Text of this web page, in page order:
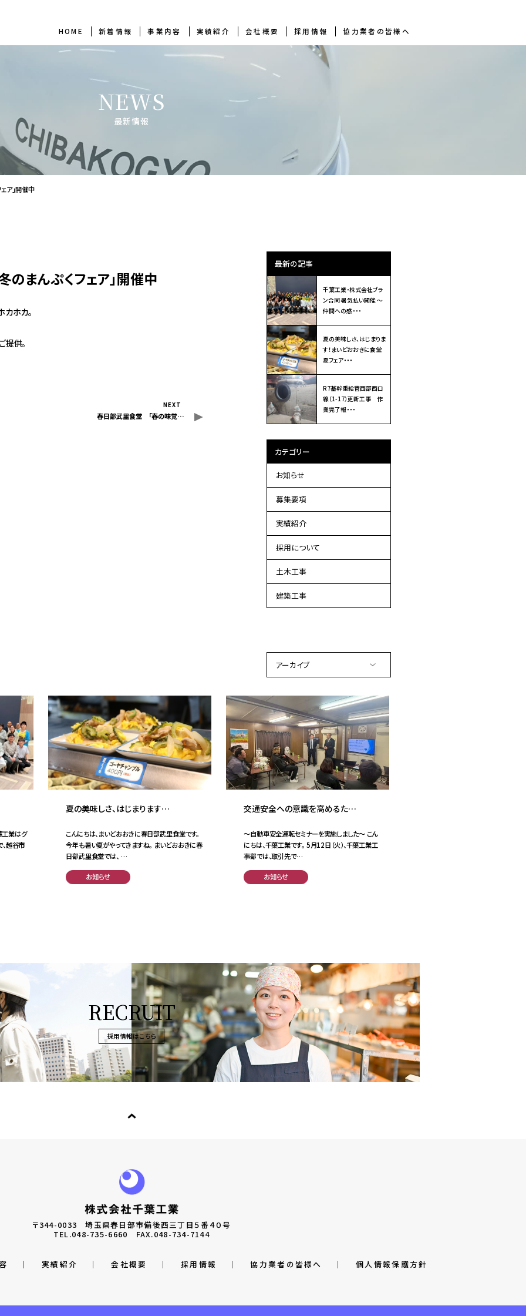
HOME 新着情報 事業内容 実績紹介 会社概要 採用情報 協力業者の皆様へ
NEWS
最新情報
ア」開催中
まんぷくフェア」開催中
ホカ。
提供。
NEXT
春日部武里食堂 「春の味覚…
最新の記事
千葉工業・株式会社ブラ
ン合同 暑気払い開催 ～
仲間への感・・・
夏の美味しさ、はじまりま
す！まいどおおきに食堂
夏フェア・・・
R7基幹重給菅西部西口
線（1-17）更新工事 作
業完了報・・・
カテゴリー
お知らせ
募集要項
実績紹介
採用について
土木工事
建築工事
アーカイブ
工業はグ
越谷市
夏の美味しさ、はじまります…
こんにちは、まいどおおきに春日部武里食堂です。
今年も暑い夏がやってきますね。 まいどおおきに春
日部武里食堂では、 …
お知らせ
交通安全への意識を高めるた…
～自動車安全運転セミナーを実施しました～ こん
にちは、千葉工業です。 5月12日（火）、千葉工業工
事部では、取引先で…
お知らせ
RECRUIT
採用情報はこちら
〒344-0033埼玉県春日部市備後西三丁目５番４０号
TEL.048-735-6660 FAX.048-734-7144
│ 実績紹介 │ 会社概要 │ 採用情報 │ 協力業者の皆様へ │ 個人情報保護方針